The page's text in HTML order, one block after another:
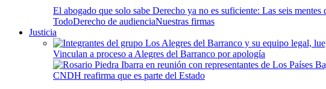
El abogado que solo sabe Derecho ya no es suficiente: Las seis
TodoDerecho de audienciaNuestras firmas
Justicia
Vinculan a proceso a Alegres del Barranco por apología
CNDH reafirma que es parte del Estado